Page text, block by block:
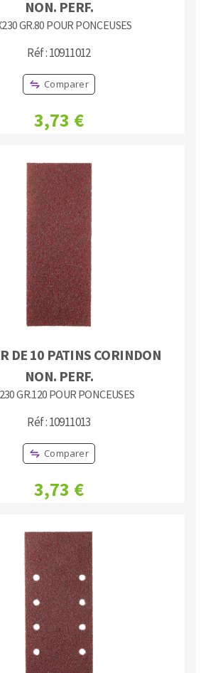
NON. PERF.
GR.80 POUR PONCEUSES
Réf : 10911012
Comparer
3,73 €
DE 10 PATINS CORINDON
NON. PERF.
GR.120 POUR PONCEUSES
Réf : 10911013
Comparer
3,73 €